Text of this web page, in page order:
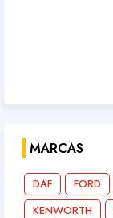
MARCAS
DAF FORD
KENWORTH